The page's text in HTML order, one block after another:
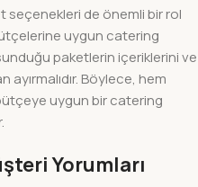
seçenekleri de önemli bir rol
uygun catering
paketlerin içeriklerini ve
ayırmalıdır. Böylece, hem
uygun bir catering
Yorumları